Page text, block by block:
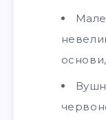
основи,